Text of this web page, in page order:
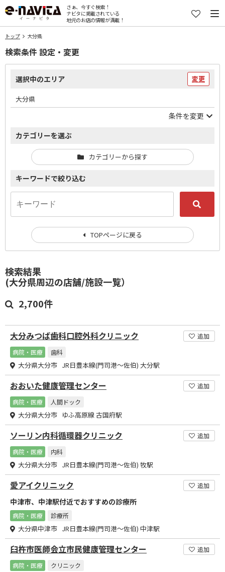
さぁ、今すぐ検索！
ナビタに掲載されている
地元のお店の情報が満載！
トップ 大分県
検索結果
(大分県周辺の店舗/施設一覧）
2,700件
大分みつば歯科口腔外科クリニック
追加
病院・医療
歯科
大分県大分市 JR日豊本線(門司港～佐伯) 大分駅
おおいた健康管理センター
追加
病院・医療
人間ドック
大分県大分市 ゆふ高原線 古国府駅
ソーリン内科循環器クリニック
追加
病院・医療
内科
大分県大分市 JR日豊本線(門司港～佐伯) 牧駅
愛アイクリニック 追加
中津市、中津駅付近でおすすめの診療所
病院・医療 診療所
大分県中津市 JR日豊本線(門司港～佐伯) 中津駅
臼杵市医師会立市民健康管理センター
追加
病院・医療
クリニック
検索条件 設定・変更
選択中のエリア 変更
大分県
条件を変更
カテゴリーを選ぶ
カテゴリーから探す
キーワードで絞り込む
TOPページに戻る